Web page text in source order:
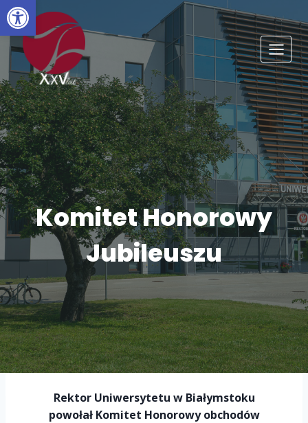
Przejdź
do
treści
Komitet Honorowy
Jubileuszu
Rektor Uniwersytetu w Białymstoku
powołał Komitet Honorowy obchodów